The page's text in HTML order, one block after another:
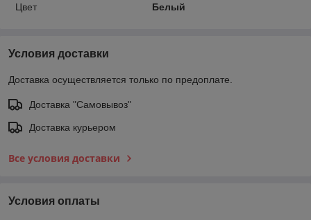
Цвет
Белый
Условия доставки
Доставка осуществляется только по предоплате.
Доставка "Самовывоз"
Доставка курьером
Все условия доставки
Условия оплаты